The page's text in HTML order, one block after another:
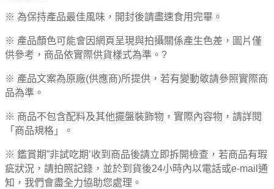
※ 為保持產品最佳風味，開封後請盡速食用完畢。
※ 產品顏色可能會因網頁呈現與拍攝關係產生色差，圖片僅
供參考，商品依實際供貨樣式為準。?
※ 產品文案為原廠(供應商)所提供，若有變動敬請參照實際商
品為準。
※ 商品不包含配料及其他擺盤裝飾物，實際內容物，請詳閱
「商品規格」。
※ 鑑賞期”非試吃期’收到商品後請立即拆開檢查，若商品有瑕
疵狀況，請拍照記錄，並於到貨後24小時內以電話或e-mail通
知，我們會盡全力協助您處理。